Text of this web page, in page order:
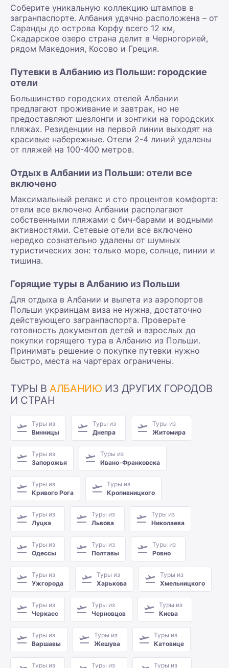
Соберите уникальную коллекцию штампов в
загранпаспорте. Албания удачно расположена – от
Саранды до острова Корфу всего 12 км,
Скадарское озеро страна делит в Черногорией,
рядом Македония, Косово и Греция.
Путевки в Албанию из Польши: городские
отели
Большинство городских отелей Албании
предлагают проживание и завтрак, но не
предоставляют шезлонги и зонтики на городских
пляжах. Резиденции на первой линии выходят на
красивые набережные. Отели 2-4 линий удалены
от пляжей на 100-400 метров.
Отдых в Албании из Польши: отели все
включено
Максимальный релакс и сто процентов комфорта:
отели все включено Албании располагают
собственными пляжами с бич-барами и водными
активностями. Сетевые отели все включено
нередко сознательно удалены от шумных
туристических зон: только море, солнце, пинии и
тишина.
Горящие туры в Албанию из Польши
Для отдыха в Албании и вылета из аэропортов
Польши украинцам виза не нужна, достаточно
действующего загранпаспорта. Проверьте
готовность документов детей и взрослых до
покупки горящего тура в Албанию из Польши.
Принимать решение о покупке путевки нужно
быстро, места на чартерах ограничены.
ТУРЫ В АЛБАНИЮ ИЗ ДРУГИХ ГОРОДОВ
И СТРАН
Туры из
Винницы
Туры из
Днепра
Туры из
Житомира
Туры из
Запорожья
Туры из
Ивано-Франковска
Туры из
Кривого Рога
Туры из
Кропивницкого
Туры из
Луцка
Туры из
Львова
Туры из
Николаева
Туры из
Одессы
Туры из
Полтавы
Туры из
Ровно
Туры из
Ужгорода
Туры из
Харькова
Туры из
Хмельницкого
Туры из
Черкасс
Туры из
Черновцов
Туры из
Киева
Туры из
Варшавы
Туры из
Жешува
Туры из
Катовице
Туры из
Туры из
Туры из